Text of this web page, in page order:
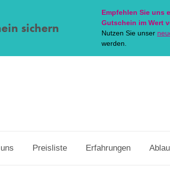
sichern
Empfehlen Sie uns
Gutschein im Wert
Nutzen Sie unser
werden.
Preisliste Erfahrungen